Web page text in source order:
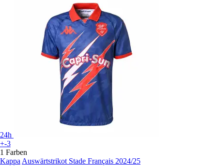
24h
+-3
1 Farben
Kappa Auswärtstrikot Stade Français 2024/25